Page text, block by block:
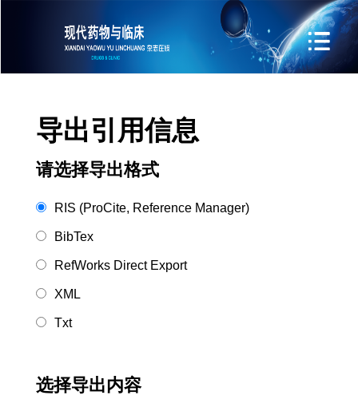
导出引用信息
请选择导出格式
RIS (ProCite, Reference Manager)
BibTex
RefWorks Direct Export
XML
Txt
选择导出内容